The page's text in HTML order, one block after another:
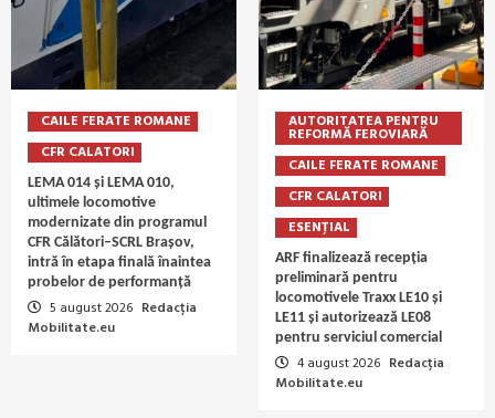
CAILE FERATE ROMANE
CFR CALATORI
LEMA 014 și LEMA 010,
ultimele locomotive
modernizate din programul
CFR Călători–SCRL Brașov,
intră în etapa finală înaintea
probelor de performanță
5 august 2026 Redacția
Mobilitate.eu
AUTORITATEA PENTRU
REFORMĂ FEROVIARĂ
CAILE FERATE ROMANE
CFR CALATORI
ESENȚIAL
ARF finalizează recepția
preliminară pentru
locomotivele Traxx LE10 și
LE11 și autorizează LE08
pentru serviciul comercial
4 august 2026 Redacția
Mobilitate.eu